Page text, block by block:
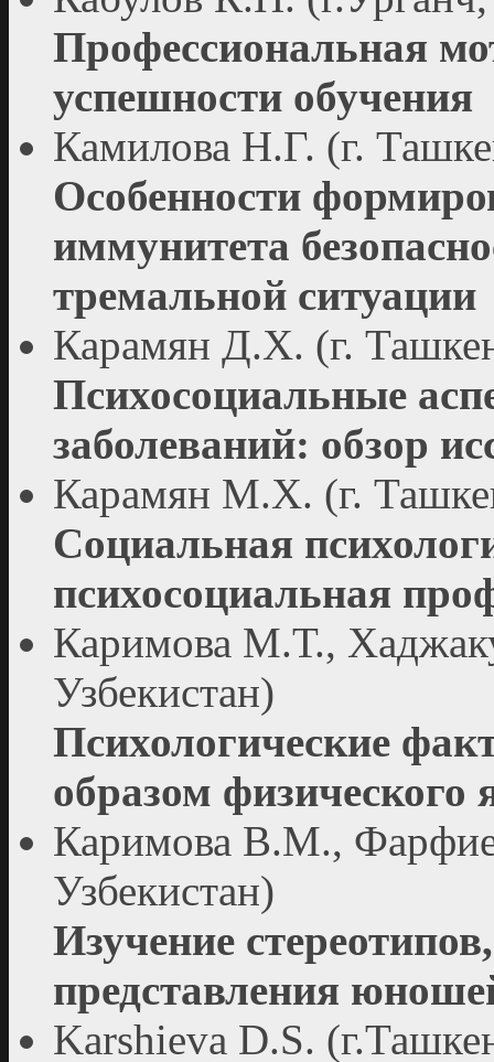
Профессиональная
успешности обучения
Камилова Н.Г. (г.
Особенности
иммунитета
тремальной ситуации
Карамян Д.Х. (г.
Психосоциальные
заболеваний: обзор
Карамян М.Х. (г.
Социальная
психосоциальная
Каримова М.Т.,
Узбекистан)
Психологические
образом физического
Каримова В.М.,
Узбекистан)
Изучение
представления
Karshieva D.S.